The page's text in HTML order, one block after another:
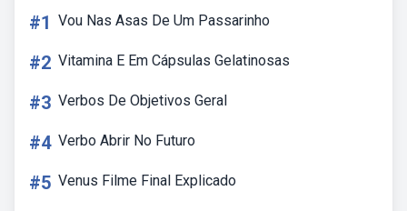
#1 Vou Nas Asas De Um Passarinho
#2 Vitamina E Em Cápsulas Gelatinosas
#3 Verbos De Objetivos Geral
#4 Verbo Abrir No Futuro
#5 Venus Filme Final Explicado